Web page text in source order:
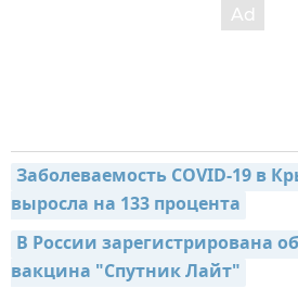
Заболеваемость COVID-19 в
выросла на 133 процента
В России зарегистрирована
вакцина "Спутник Лайт"